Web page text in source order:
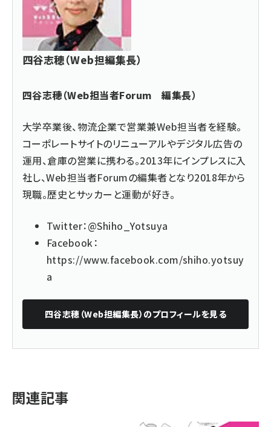
四谷志穂（Web担編集長）
四谷志穂（Web担当者Forum 編集長）
大学卒業後、物流企業で営業兼Web担当者を経験。
コーポレートサイトのリニューアルやデジタル広告の
運用、倉庫の営業に携わる。2013年にインプレスに入
社し、Web担当者Forumの編集者となり2018年から
現職。歴史とサッカーと運動が好き。
Twitter：@Shiho_Yotsuya
Facebook：
https://www.facebook.com/shiho.yotsuy
a
四谷志穂（Web担編集長） のプロフィールを見る
関連記事